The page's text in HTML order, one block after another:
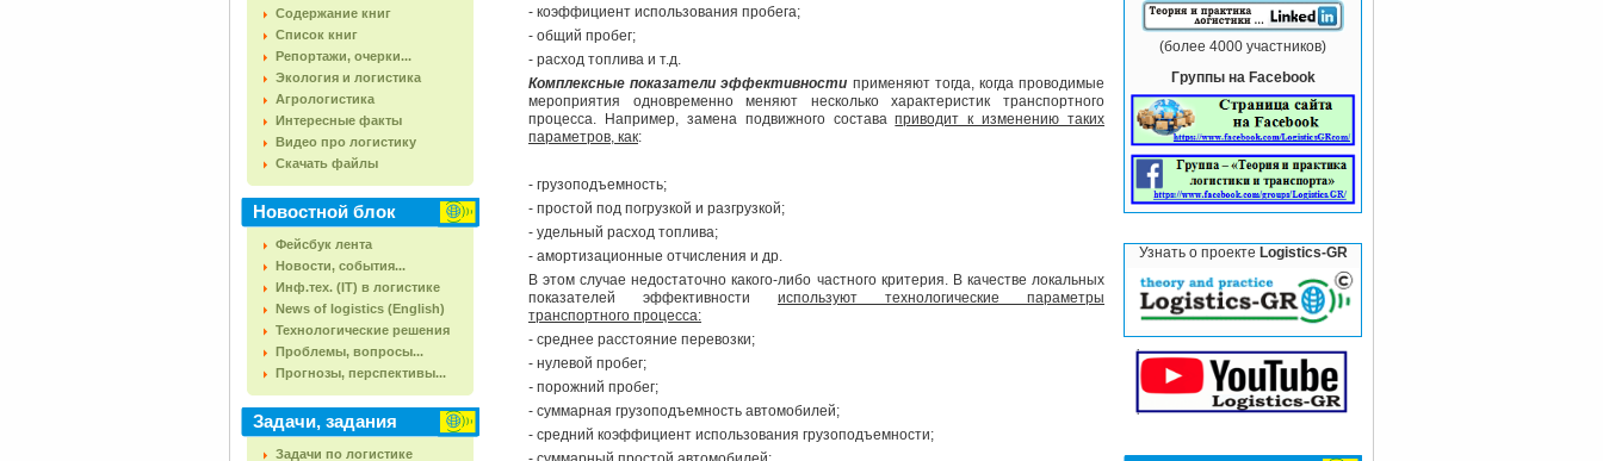
Содержание книг
Список книг
Репортажи, очерки...
Экология и логистика
Агрологистика
Интересные факты
Видео про логистику
Скачать файлы
Новостной блок
Фейсбук лента
Новости, события...
Инф.тех. (IT) в логистике
News of logistics (English)
Технологические решения
Проблемы, вопросы...
Прогнозы, перспективы...
Задачи, задания
Задачи по логистике
- коэффициент использования пробега;
- общий пробег;
- расход топлива и т.д.
Комплексные показатели эффективности применяют тогда, когда проводимые
мероприятия одновременно меняют несколько характеристик транспортного
процесса. Например, замена подвижного составаприводит к изменению таких
параметров, как:
- грузоподъемность;
- простой под погрузкой и разгрузкой;
- удельный расход топлива;
- амортизационные отчисления и др.
В этом случае недостаточно какого-либо частного критерия. В качестве локальных
показателей эффективности используют технологические параметры
транспортного процесса:
- среднее расстояние перевозки;
- нулевой пробег;
- порожний пробег;
- суммарная грузоподъемность автомобилей;
- средний коэффициент использования грузоподъемности;
(более 4000 участников)
Группы на Facebook
Узнать о проекте Logistics-GR